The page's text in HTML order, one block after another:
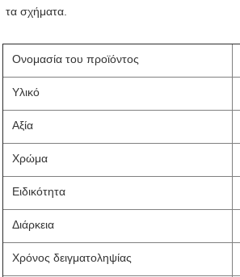
τα σχήματα.
Ονομασία του προϊόντος
Υλικό
Αξία
Χρώμα
Ειδικότητα
Διάρκεια
Χρόνος δειγματοληψίας